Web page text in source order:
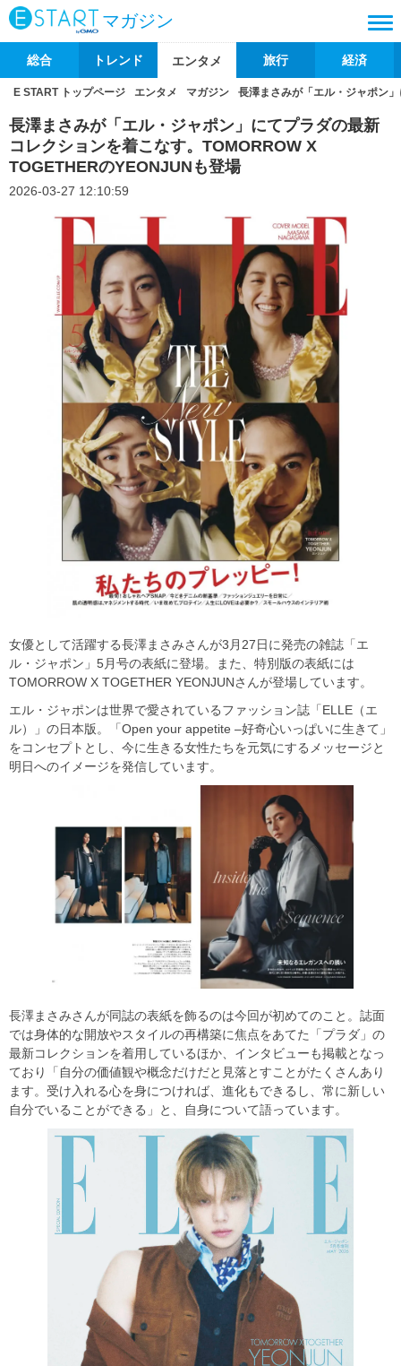
マガジン
総合 トレンド エンタメ 旅行 経済
E START トップページ エンタメ マガジン 長澤まさみが「エル・ジャポン
長澤まさみが「エル・ジャポン」にてプラダの最新
コレクションを着こなす。TOMORROW X
TOGETHERのYEONJUNも登場
2026-03-27 12:10:59
女優として活躍する長澤まさみさんが3月27日に発売の雑誌「エ
ル・ジャポン」5月号の表紙に登場。また、特別版の表紙には
TOMORROW X TOGETHER YEONJUNさんが登場しています。
エル・ジャポンは世界で愛されているファッション誌「ELLE（エ
ル）」の日本版。「Open your appetite –好奇心いっぱいに生きて」
をコンセプトとし、今に生きる女性たちを元気にするメッセージと
明日へのイメージを発信しています。
長澤まさみさんが同誌の表紙を飾るのは今回が初めてのこと。誌面
では身体的な開放やスタイルの再構築に焦点をあてた「プラダ」の
最新コレクションを着用しているほか、インタビューも掲載となっ
ており「自分の価値観や概念だけだと見落とすことがたくさんあり
ます。受け入れる心を身につければ、進化もできるし、常に新しい
自分でいることができる」と、自身について語っています。